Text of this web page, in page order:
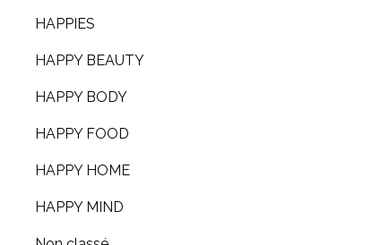
HAPPIES
HAPPY BEAUTY
HAPPY BODY
HAPPY FOOD
HAPPY HOME
HAPPY MIND